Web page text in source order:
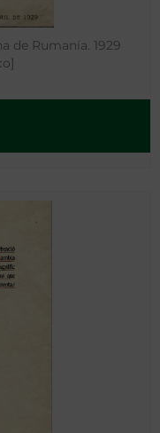
de Rumanía. 1929